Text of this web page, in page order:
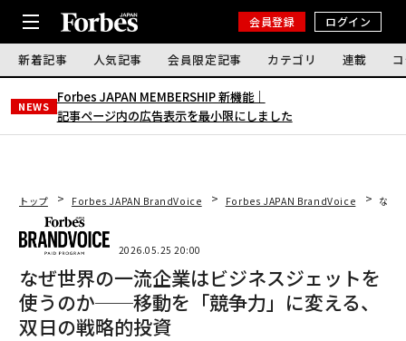
会員登録 ログイン
新着記事 人気記事 会員限定記事 カテゴリ 連載
NEWS
Forbes JAPAN MEMBERSHIP 新機能｜
記事ページ内の広告表示を最小限にしました
トップ Forbes JAPAN BrandVoice Forbes JAPAN BrandVoice なぜ
2026.05.25 20:00
なぜ世界の一流企業はビジネスジェットを
使うのか──移動を「競争力」に変える、
双日の戦略的投資